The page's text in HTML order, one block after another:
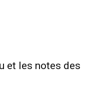
et les notes des